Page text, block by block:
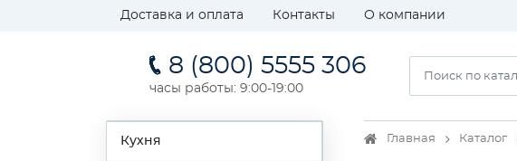
Доставка и оплата Контакты О компании
8 (800) 5555 306
часы работы: 9:00-19:00
Кухня Главная Каталог